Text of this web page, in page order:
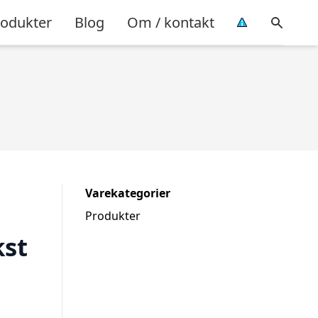
Blog Om / kontakt
Varekategorier
Produkter